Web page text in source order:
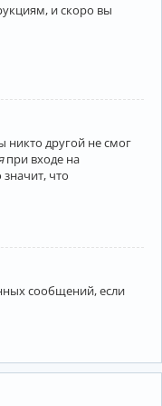
и скоро вы
никто другой не смог
при входе на
значит, что
сообщений, если